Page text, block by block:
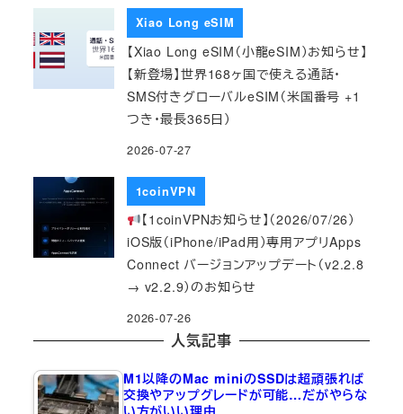
Xiao Long eSIM
【Xiao Long eSIM（小龍eSIM）お知らせ】
【新登場】世界168ヶ国で使える通話・
SMS付きグローバルeSIM（米国番号 +1
つき・最長365日）
2026-07-27
1coinVPN
【1coinVPNお知らせ】（2026/07/26）
iOS版（iPhone/iPad用）専用アプリApps
Connect バージョンアップデート（v2.2.8
→ v2.2.9）のお知らせ
2026-07-26
人気記事
M1以降のMac miniのSSDは超頑張れば
交換やアップグレードが可能…だがやらな